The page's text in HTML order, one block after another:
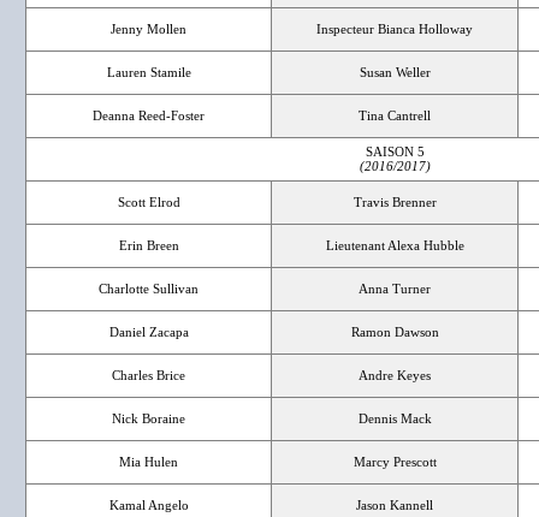
Jenny Mollen Inspecteur Bianca Holloway
Lauren Stamile Susan Weller
Deanna Reed-Foster Tina Cantrell
SAISON 5
(2016/2017)
Scott Elrod Travis Brenner
Erin Breen Lieutenant Alexa Hubble
Charlotte Sullivan Anna Turner
Daniel Zacapa Ramon Dawson
Charles Brice Andre Keyes
Nick Boraine Dennis Mack
Mia Hulen Marcy Prescott
Kamal Angelo Jason Kannell